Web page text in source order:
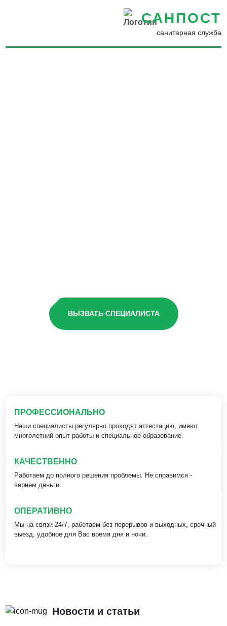
САНПОСТ
санитарная служба
ВЫЗВАТЬ СПЕЦИАЛИСТА
ПРОФЕССИОНАЛЬНО
Наши специалисты регулярно проходят аттестацию, имеют
многолетний опыт работы и специальное образование.
КАЧЕСТВЕННО
Работаем до полного решения проблемы. Не справимся -
вернем деньги.
ОПЕРАТИВНО
Мы на связи 24/7, работаем без перерывов и выходных, срочный
выезд, удобное для Вас время дня и ночи.
Новости и статьи